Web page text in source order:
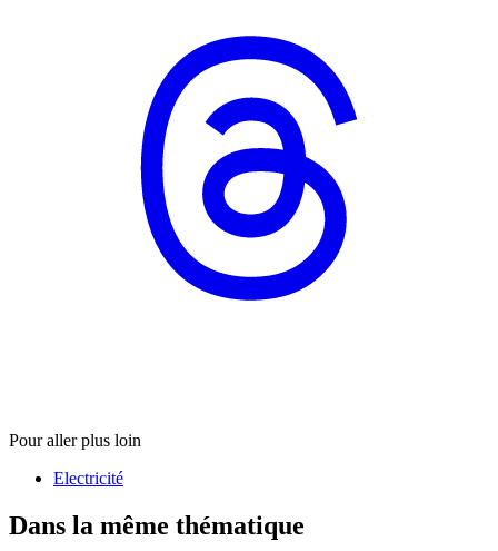
Pour aller plus loin
Electricité
Dans la même thématique